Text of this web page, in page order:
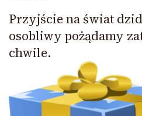
Przyjście na świat
osobliwy pożądamy
chwile.